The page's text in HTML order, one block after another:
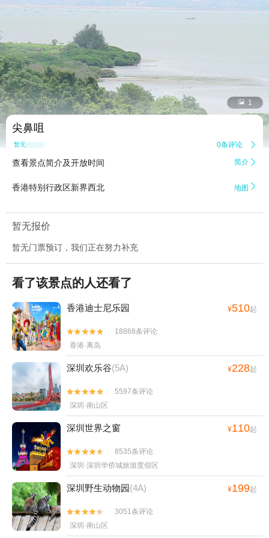
 1
尖鼻咀
暂无点评 0条评论 
查看景点简介及开放时间 简介 
香港特别行政区新界西北 地图 
暂无报价
暂无门票预订，我们正在努力补充
看了该景点的人还看了
香港迪士尼乐园 ¥510起


18868条评论
香港·离岛
深圳欢乐谷(5A) ¥228起


5597条评论
深圳·南山区
深圳世界之窗 ¥110起


8535条评论
深圳·深圳华侨城旅游度假区
深圳野生动物园(4A) ¥199起


3051条评论
深圳·南山区